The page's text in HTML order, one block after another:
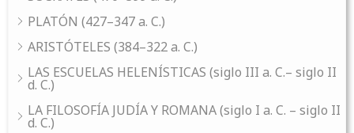
PLATÓN (427–347 a. C.)
ARISTÓTELES (384–322 a. C.)
LAS ESCUELAS HELENÍSTICAS (siglo III a. C.– siglo II
d. C.)
LA FILOSOFÍA JUDÍA Y ROMANA (siglo I a. C. – siglo II
d. C.)